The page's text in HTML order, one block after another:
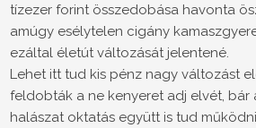
tízezer forint összedobása havonta
amúgy esélytelen cigány
ezáltal életút változását jelentené.
Lehet itt tud kis pénz nagy változást
feldobták a ne kenyeret adj elvét, bár
halászat oktatás együtt is tud